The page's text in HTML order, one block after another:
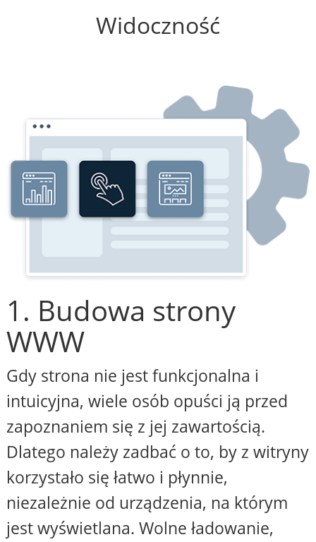
Widoczność
1. Budowa strony
WWW
Gdy strona nie jest funkcjonalna i
intuicyjna, wiele osób opuści ją przed
zapoznaniem się z jej zawartością.
Dlatego należy zadbać o to, by z witryny
korzystało się łatwo i płynnie,
niezależnie od urządzenia, na którym
jest wyświetlana. Wolne ładowanie,